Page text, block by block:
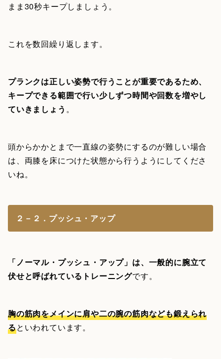
まま30秒キープしましょう。
これを数回繰り返します。
プランクは正しい姿勢で行うことが重要であるため、
キープできる範囲で行い少しずつ時間や回数を増やし
ていきましょう 。
頭からかかとまで一直線の姿勢にするのが難しい場合
は、両膝を床につけた状態から行うようにしてくださ
いね。
２－２．プッシュ・アップ
「ノーマル・プッシュ・アップ」は、一般的に腕立て
伏せと呼ばれているトレーニングです。
胸の筋肉をメインに肩や二の腕の筋肉なども鍛えられ
るといわれています。